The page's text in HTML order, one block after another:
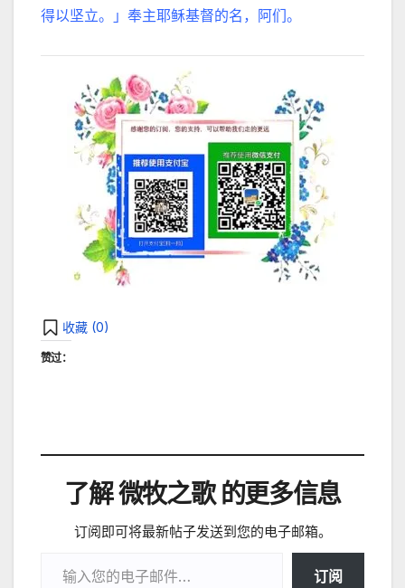
得以坚立。」奉主耶稣基督的名，阿们。
收藏 (0)
赞过：
了解 微牧之歌 的更多信息
订阅即可将最新帖子发送到您的电子邮箱。
订阅